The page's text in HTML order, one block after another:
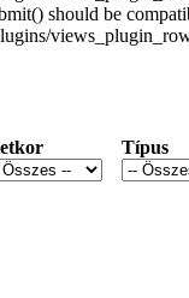
should be
Típus